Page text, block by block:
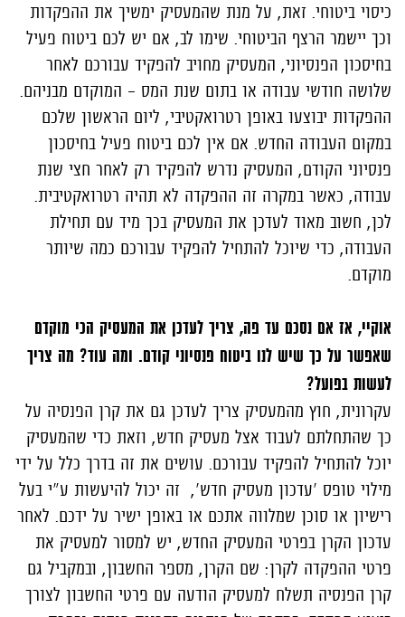
כיסוי ביטוחי. זאת, על מנת שהמעסיק ימשיך את ההפקדות
וכך יישמר הרצף הביטוחי. שימו לב, אם יש לכם ביטוח פעיל
בחיסכון הפנסיוני, המעסיק מחויב להפקיד עבורכם לאחר
שלושה חודשי עבודה או בתום שנת המס – המוקדם מבניהם.
ההפקדות יבוצעו באופן רטרואקטיבי, ליום הראשון שלכם
במקום העבודה החדש. אם אין לכם ביטוח פעיל בחיסכון
פנסיוני הקודם, המעסיק נדרש להפקיד רק לאחר חצי שנת
עבודה, כאשר במקרה זה ההפקדה לא תהיה רטרואקטיבית.
לכן, חשוב מאוד לעדכן את המעסיק בכך מיד עם תחילת
העבודה, כדי שיוכל להתחיל להפקיד עבורכם כמה שיותר
מוקדם.
אוקיי, אז אם נסכם עד פה, צריך לעדכן את המעסיק הכי מוקדם
שאפשר על כך שיש לנו ביטוח פנסיוני קודם. ומה עוד? מה צריך
לעשות בפועל?
עקרונית, חוץ מהמעסיק צריך לעדכן גם את קרן הפנסיה על
כך שהתחלתם לעבוד אצל מעסיק חדש, וזאת כדי שהמעסיק
יוכל להתחיל להפקיד עבורכם. עושים את זה בדרך כלל על ידי
מילוי טופס 'עדכון מעסיק חדש', זה יכול להיעשות ע"י בעל
רישיון או סוכן שמלווה אתכם או באופן ישיר על ידכם. לאחר
עדכון הקרן בפרטי המעסיק החדש, יש למסור למעסיק את
פרטי ההפקדה לקרן: שם הקרן, מספר החשבון, ובמקביל גם
קרן הפנסיה תשלח למעסיק הודעה עם פרטי החשבון לצורך